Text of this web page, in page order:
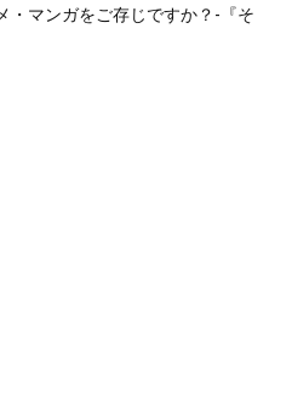
・マンガをご存じですか？-『そ